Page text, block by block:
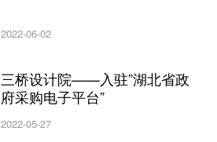
2022-06-02
三桥设计院——入驻”湖北省政
府采购电子平台”
2022-05-27